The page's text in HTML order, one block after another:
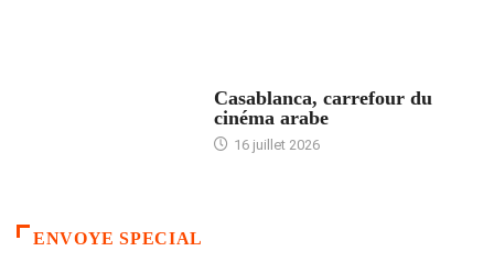
Casablanca, carrefour du
cinéma arabe
16 juillet 2026
ENVOYE SPECIAL